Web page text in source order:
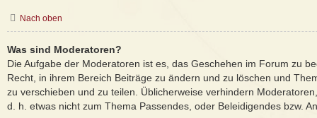
Nach oben
Was sind Moderatoren?
Die Aufgabe der Moderatoren ist es, das Geschehen im Forum zu
Recht, in ihrem Bereich Beiträge zu ändern und zu löschen und
zu verschieben und zu teilen. Üblicherweise verhindern
d. h. etwas nicht zum Thema Passendes, oder Beleidigendes bzw.